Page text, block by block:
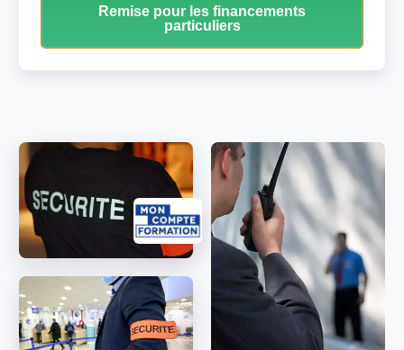
Remise pour les financements
particuliers